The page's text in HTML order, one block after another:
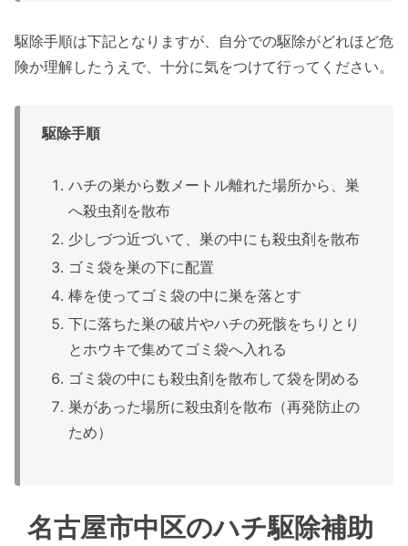
駆除手順は下記となりますが、自分での駆除がどれほど危
険か理解したうえで、十分に気をつけて行ってください。
駆除手順
ハチの巣から数メートル離れた場所から、巣
へ殺虫剤を散布
少しづつ近づいて、巣の中にも殺虫剤を散布
ゴミ袋を巣の下に配置
棒を使ってゴミ袋の中に巣を落とす
下に落ちた巣の破片やハチの死骸をちりとり
とホウキで集めてゴミ袋へ入れる
ゴミ袋の中にも殺虫剤を散布して袋を閉める
巣があった場所に殺虫剤を散布（再発防止の
ため）
名古屋市中区のハチ駆除補助